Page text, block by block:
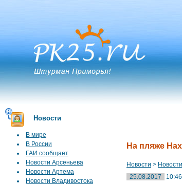
Новости
В мире
В России
ГАИ сообщает
Новости Арсеньева
Новости Артема
Новости Владивостока
На пляже
Новости >
25.08.2017
10:46